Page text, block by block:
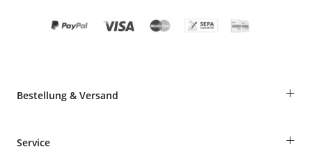
Bestellung & Versand +
Informationen zur Lieferung
Service +